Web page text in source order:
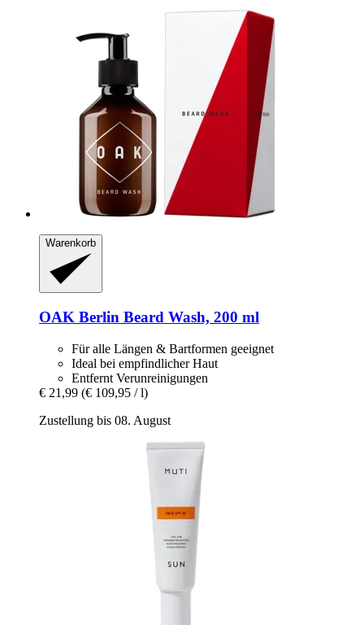
Warenkorb
OAK Berlin Beard Wash, 200 ml
Für alle Längen & Bartformen geeignet
Ideal bei empfindlicher Haut
Entfernt Verunreinigungen
€ 21,99 (€ 109,95 / l)
Zustellung bis 08. August